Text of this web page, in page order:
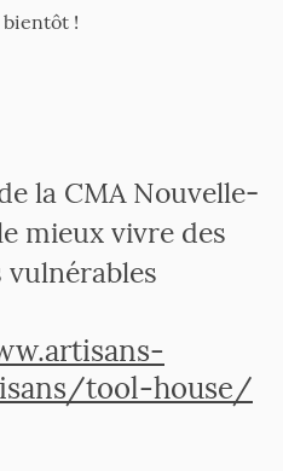
bientôt !
la CMA Nouvelle-
mieux vivre des
vulnérables
tool-house/